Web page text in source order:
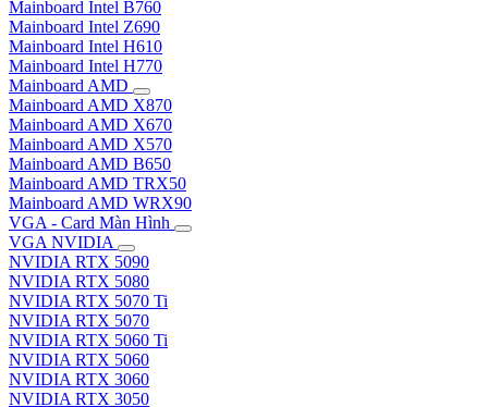
Mainboard Intel B760
Mainboard Intel Z690
Mainboard Intel H610
Mainboard Intel H770
Mainboard AMD
Mainboard AMD X870
Mainboard AMD X670
Mainboard AMD X570
Mainboard AMD B650
Mainboard AMD TRX50
Mainboard AMD WRX90
VGA - Card Màn Hình
VGA NVIDIA
NVIDIA RTX 5090
NVIDIA RTX 5080
NVIDIA RTX 5070 Ti
NVIDIA RTX 5070
NVIDIA RTX 5060 Ti
NVIDIA RTX 5060
NVIDIA RTX 3060
NVIDIA RTX 3050